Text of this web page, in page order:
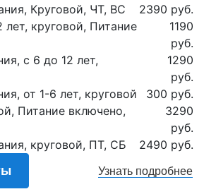
Круговой, ЧТ, ВС
2390 руб.
круговой, Питание
1190
руб.
с 6 до 12 лет,
1290
руб.
от 1-6 лет, круговой
300 руб.
Питание включено,
3290
руб.
круговой, ПТ, СБ
2490 руб.
Узнать подробнее